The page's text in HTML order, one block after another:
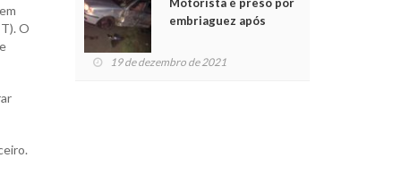
O
Motorista é preso por
embriaguez após
feridos
19 de dezembro de 2021